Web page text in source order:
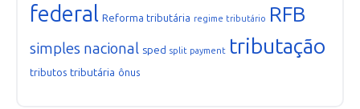
federal Reforma tributária regime tributário RFB
simples nacional sped split payment tributação
tributos tributária ônus